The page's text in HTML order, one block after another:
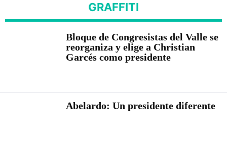
GRAFFITI
Bloque de Congresistas del Valle se
reorganiza y elige a Christian
Garcés como presidente
Abelardo: Un presidente diferente